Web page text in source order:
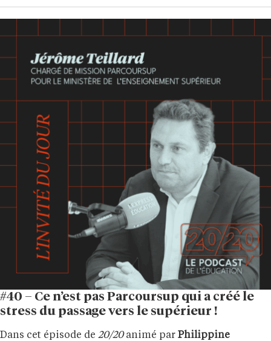
#40 – Ce n’est pas Parcoursup qui a créé le
stress du passage vers le supérieur !
Dans cet épisode de 20/20animé par Philippine